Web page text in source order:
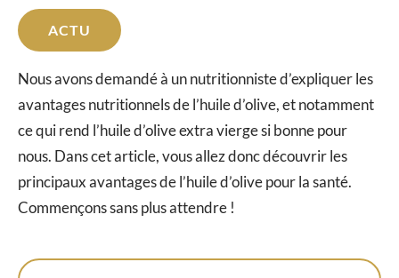
ACTU
Nous avons demandé à un nutritionniste d’expliquer les
avantages nutritionnels de l’huile d’olive, et notamment
ce qui rend l’huile d’olive extra vierge si bonne pour
nous. Dans cet article, vous allez donc découvrir les
principaux avantages de l’huile d’olive pour la santé.
Commençons sans plus attendre !